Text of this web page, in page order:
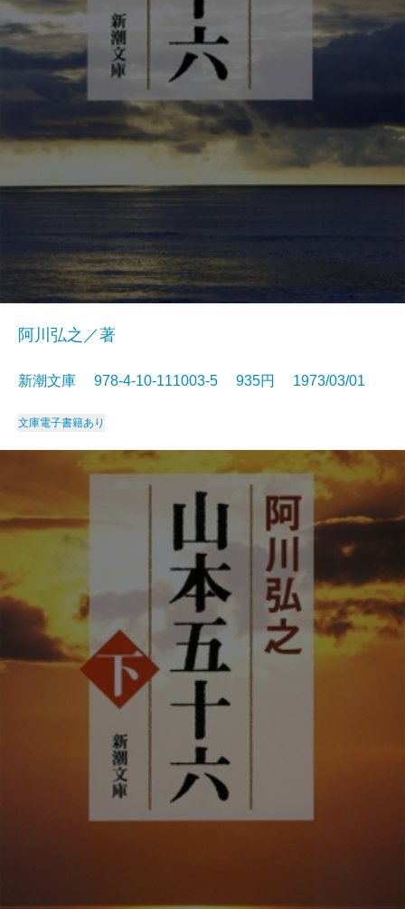
阿川弘之／著
新潮文庫 978-4-10-111003-5 935円 1973/03/01
文庫電子書籍あり